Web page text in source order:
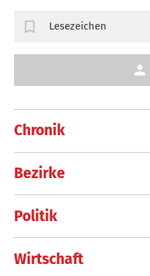
Chronik
Bezirke
Politik
Wirtschaft
Lesezeichen